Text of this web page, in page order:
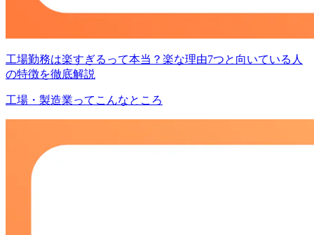
工場勤務は楽すぎるって本当？楽な理由7つと向いている人
の特徴を徹底解説
工場・製造業ってこんなところ